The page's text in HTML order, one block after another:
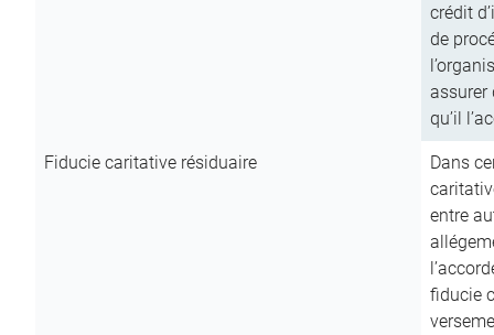
crédit
de
assurer
qu’il
Fiducie caritative résiduaire
Dans
entre
fiducie